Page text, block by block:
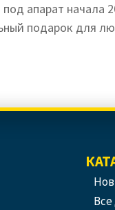
апарат начала
подарок для